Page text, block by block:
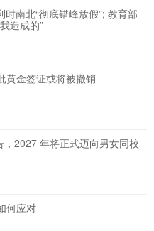
南北“彻底错峰放假”; 教育部
造成的”
黄金签证或将被撤销
2027 年将正式迈向男女同校
何应对